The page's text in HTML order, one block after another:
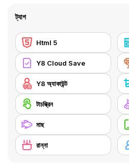
ট্যাগ
Html 5
Y8 Cloud Save
Y8 অ্যাকাউন্ট
টাচস্ক্রিন
মাছ
রান্না